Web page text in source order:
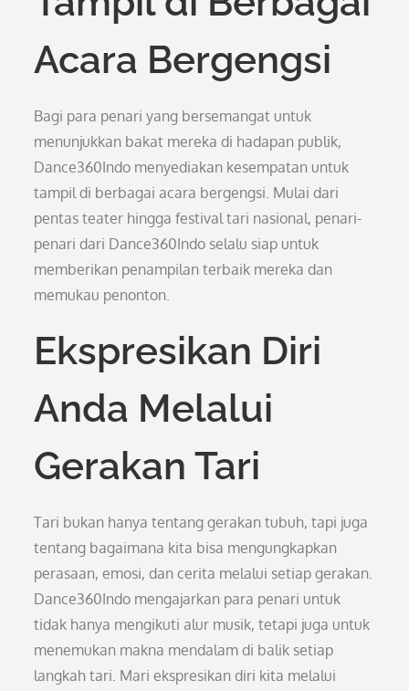
Acara Bergengsi
Bagi para penari yang bersemangat untuk
menunjukkan bakat mereka di hadapan publik,
Dance360Indo menyediakan kesempatan untuk
tampil di berbagai acara bergengsi. Mulai dari
pentas teater hingga festival tari nasional, penari-
penari dari Dance360Indo selalu siap untuk
memberikan penampilan terbaik mereka dan
memukau penonton.
Ekspresikan Diri
Anda Melalui
Gerakan Tari
Tari bukan hanya tentang gerakan tubuh, tapi juga
tentang bagaimana kita bisa mengungkapkan
perasaan, emosi, dan cerita melalui setiap gerakan.
Dance360Indo mengajarkan para penari untuk
tidak hanya mengikuti alur musik, tetapi juga untuk
menemukan makna mendalam di balik setiap
langkah tari. Mari ekspresikan diri kita melalui